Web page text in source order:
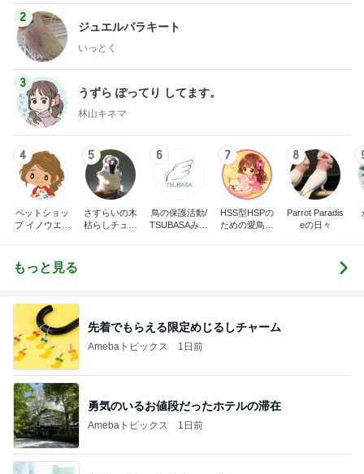
2
ジュエルパラキート
いっとく
3
うずら ぽってり してます。
林山キネマ
4
ペットショッ
プ イノウエの
5
さすらいの木
枯らしチュン
6
鳥の保護活動/
TSUBASAみら
7
HSS型HSPの
ための愛鳥ヒ
8
Parrot Paradis
eの日々
もっと見る
先着でもらえる限定めじるしチャーム
Amebaトピックス 1日前
勇気のいるお値段だったホテルの滞在
Amebaトピックス 1日前